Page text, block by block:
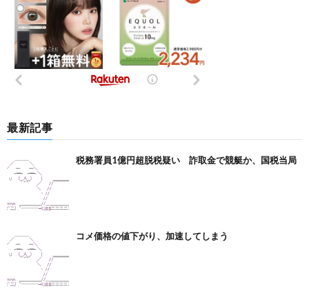
最新記事
税務署員1億円超脱税疑い 詐取金で競艇か、国税当局
コメ価格の値下がり、加速してしまう